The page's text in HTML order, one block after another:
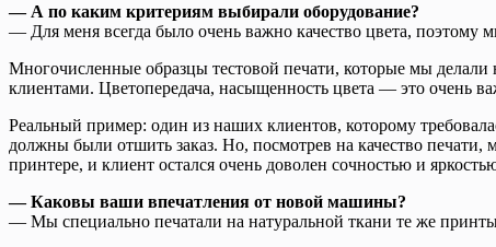
— А по каким критериям выбирали оборудование?
— Для меня всегда было очень важно качество цвета, поэтому
Многочисленные образцы тестовой печати, которые мы делали
клиентами. Цветопередача, насыщенность цвета — это очень
Реальный пример: один из наших клиентов, которому
должны были отшить заказ. Но, посмотрев на качество
принтере, и клиент остался очень доволен сочностью и
— Каковы ваши впечатления от новой машины?
— Мы специально печатали на натуральной ткани те же